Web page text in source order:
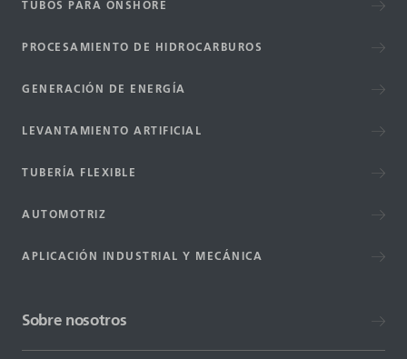
TUBOS PARA ONSHORE
PROCESAMIENTO DE HIDROCARBUROS
GENERACIÓN DE ENERGÍA
LEVANTAMIENTO ARTIFICIAL
TUBERÍA FLEXIBLE
AUTOMOTRIZ
APLICACIÓN INDUSTRIAL Y MECÁNICA
Sobre nosotros